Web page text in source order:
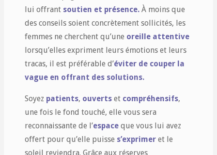
lui offrant soutien et présence. À moins que
des conseils soient concrètement sollicités, les
femmes ne cherchent qu’une oreille attentive
lorsqu’elles expriment leurs émotions et leurs
tracas, il est préférable d’éviter de couper la
vague en offrant des solutions.
Soyez patients, ouverts et compréhensifs,
une fois le fond touché, elle vous sera
reconnaissante de l’espace que vous lui avez
offert pour qu’elle puisse s’exprimer et le
soleil reviendra. Grâce aux réserves